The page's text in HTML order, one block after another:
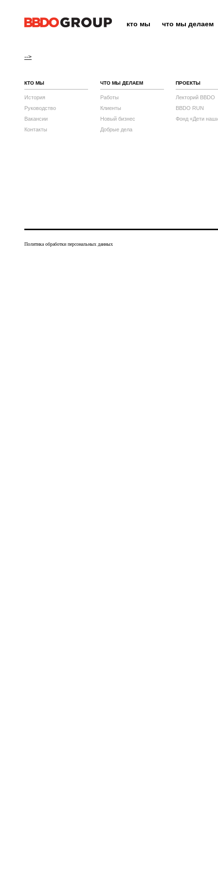
кто мы что мы делаем
-->
КТО МЫ
История
Руководство
Вакансии
Контакты
ЧТО МЫ ДЕЛАЕМ
Работы
Клиенты
Новый бизнес
Добрые дела
ПРОЕКТЫ
Лекторий BBDO
BBDO RUN
Фонд «Дети
Политика обработки персональных данных